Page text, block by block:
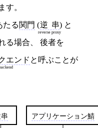
す。
たる関門 (逆串
reverse proxy
) と
る場合、 後者を
エンド と呼ぶことが
アプリケーション鯖